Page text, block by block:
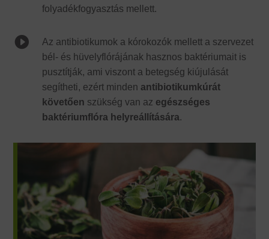
folyadékfogyasztás mellett.

Az antibiotikumok a kórokozók mellett a szervezet
bél- és hüvelyflórájának hasznos baktériumait is
pusztítják, ami viszont a betegség kiújulását
segítheti, ezért minden antibiotikumkúrát
követően szükség van az egészséges
baktériumflóra helyreállítására.